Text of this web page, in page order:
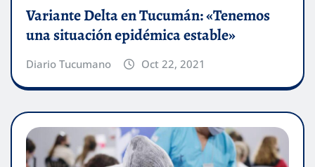
Variante Delta en Tucumán: «Tenemos
una situación epidémica estable»
Diario Tucumano Oct 22, 2021